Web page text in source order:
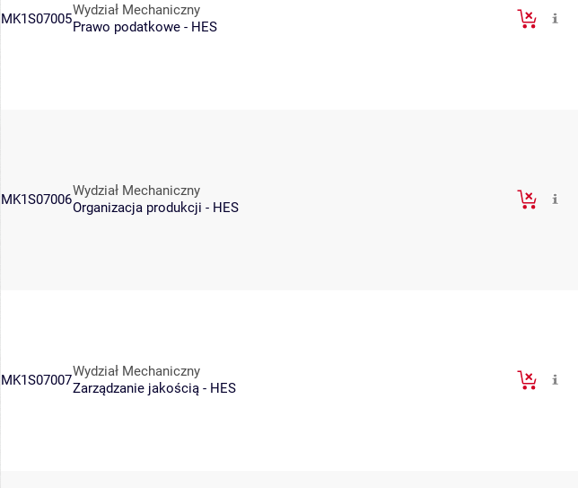
MK1S07005
Wydział Mechaniczny
Prawo podatkowe - HES
MK1S07006
Wydział Mechaniczny
Organizacja produkcji - HES
MK1S07007
Wydział Mechaniczny
Zarządzanie jakością - HES